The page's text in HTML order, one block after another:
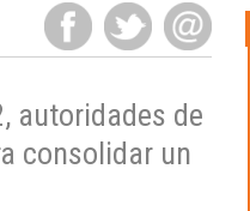
autoridades de
consolidar un